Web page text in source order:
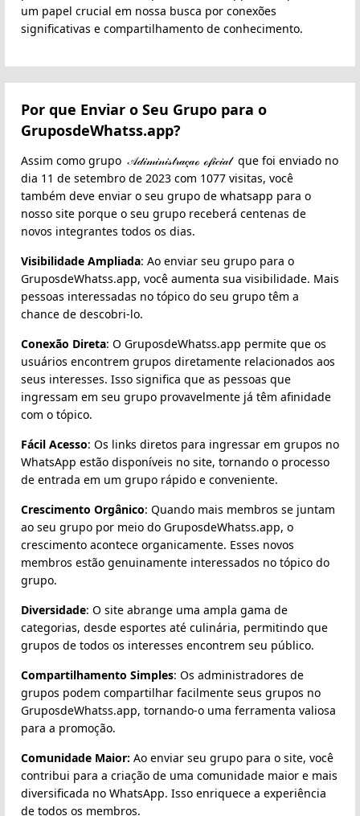
um papel crucial em nossa busca por conexões
significativas e compartilhamento de conhecimento.
Por que Enviar o Seu Grupo para o
GruposdeWhatss.app?
Assim como grupo ︎ 𝒜𝒹𝒾𝓂𝒾𝓃𝒾𝓈𝓉𝓇𝒶𝒸̧𝒶ℴ ℴ𝒻𝒾𝒸𝒾𝒶𝓁 ︎ que foi enviado no
dia 11 de setembro de 2023 com 1077 visitas, você
também deve enviar o seu grupo de whatsapp para o
nosso site porque o seu grupo receberá centenas de
novos integrantes todos os dias.
Visibilidade Ampliada: Ao enviar seu grupo para o
GruposdeWhatss.app, você aumenta sua visibilidade. Mais
pessoas interessadas no tópico do seu grupo têm a
chance de descobri-lo.
Conexão Direta: O GruposdeWhatss.app permite que os
usuários encontrem grupos diretamente relacionados aos
seus interesses. Isso significa que as pessoas que
ingressam em seu grupo provavelmente já têm afinidade
com o tópico.
Fácil Acesso: Os links diretos para ingressar em grupos no
WhatsApp estão disponíveis no site, tornando o processo
de entrada em um grupo rápido e conveniente.
Crescimento Orgânico: Quando mais membros se juntam
ao seu grupo por meio do GruposdeWhatss.app, o
crescimento acontece organicamente. Esses novos
membros estão genuinamente interessados no tópico do
grupo.
Diversidade: O site abrange uma ampla gama de
categorias, desde esportes até culinária, permitindo que
grupos de todos os interesses encontrem seu público.
Compartilhamento Simples: Os administradores de
grupos podem compartilhar facilmente seus grupos no
GruposdeWhatss.app, tornando-o uma ferramenta valiosa
para a promoção.
Comunidade Maior: Ao enviar seu grupo para o site, você
contribui para a criação de uma comunidade maior e mais
diversificada no WhatsApp. Isso enriquece a experiência
de todos os membros.